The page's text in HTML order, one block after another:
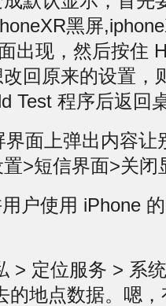
黑屏
出现，然后按住
回原来的设置，
Test 程序后返回
面上弹出内容让
置>短信界面>关
使用 iPhone 的
定位服务 > 系统
的地点数据。嗯